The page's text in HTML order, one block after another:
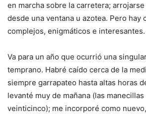
en marcha sobre la carretera;
desde una ventana u azotea. Pero hay
complejos, enigmáticos e interesantes.
Va para un año que ocurrió una
temprano. Habré caído cerca de la
siempre garrapateo hasta altas horas
levanté muy de mañana (las
veinticinco); me incorporé como